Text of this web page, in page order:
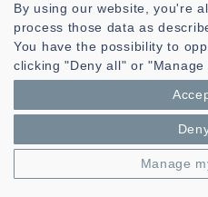
Laboratoire des Sciences et
Communication et de la
CNRS, UMR 6285
Technopole Brest-Iroise - CS
29238 Brest Cedex 3 - France
Espace privé
By using our website, you're
process those data as
You have the possibility to
clicking "Deny all" or "Manage
Manage